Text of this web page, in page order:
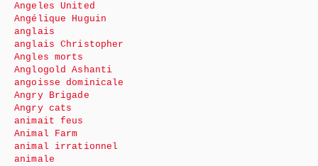
Angeles United
Angélique Huguin
anglais
anglais Christopher
Angles morts
Anglogold Ashanti
angoisse dominicale
Angry Brigade
Angry cats
animait feus
Animal Farm
animal irrationnel
animale